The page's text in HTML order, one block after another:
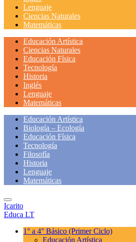
Lenguaje
Ciencias Naturales
Matemáticas
Educación Artística
Ciencias Naturales
Educación Física
Tecnología
Historia
Inglés
Lenguaje
Matemáticas
Educación Artística
Biología – Ecología
Educación Física
Tecnología
Filosofía
Historia
Lenguaje
Matemáticas
Icarito
Educa LT
1° a 4° Básico (Primer Ciclo)
Educación Artística